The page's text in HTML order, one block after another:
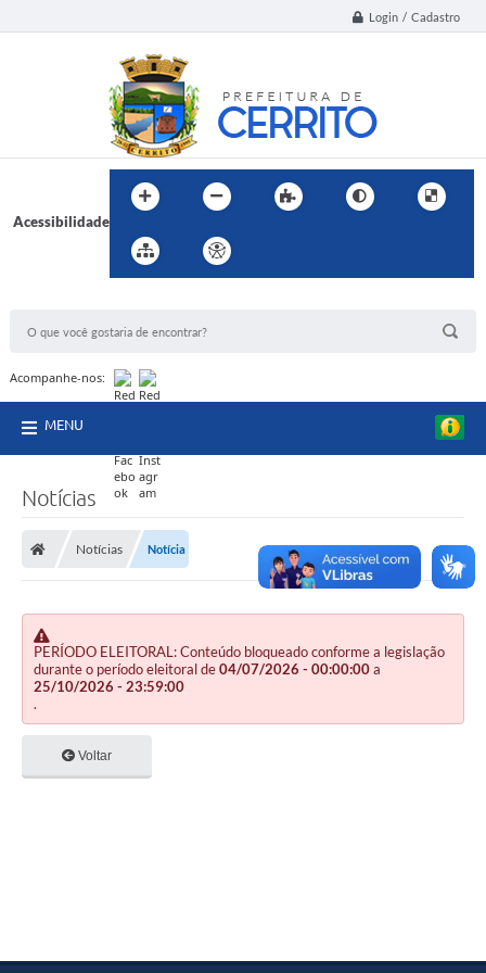
Login / Cadastro
Acessibilidade
Acompanhe-nos:
MENU
Notícias
Notícias Notícia
PERÍODO ELEITORAL: Conteúdo bloqueado conforme a legislação
durante o período eleitoral de04/07/2026 - 00:00:00a
25/10/2026 - 23:59:00
.
Voltar